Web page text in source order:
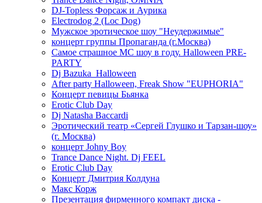
DJ-Topless Форсаж и Аурика
Electrodog 2 (Loc Dog)
Мужское эротическое шоу "Неудержимые"
концерт группы Пропаганда (г.Москва)
Самое страшное МС шоу в году. Halloween PRE-
PARTY
Dj Bazuka_Halloween
After party Halloween, Freak Show "EUPHORIA"
Концерт певицы Бьянка
Erotic Club Day
Dj Natasha Baccardi
Эротический театр «Сергей Глушко и Тарзан-шоу»
(г. Москва)
концерт Johny Boy
Trance Dance Night. Dj FEEL
Erotic Club Day
Концерт Дмитрия Колдуна
Макс Корж
Презентация фирменного компакт диска -